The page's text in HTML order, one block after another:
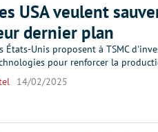
USA veulent
dernier plan
États-Unis proposent à TSMC
pour renforcer la
14/02/2025